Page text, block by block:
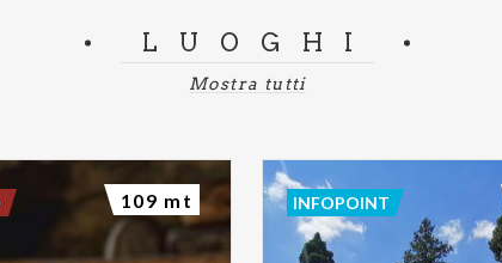
LUOGHI
Mostra tutti
109 mt INFOPOINT